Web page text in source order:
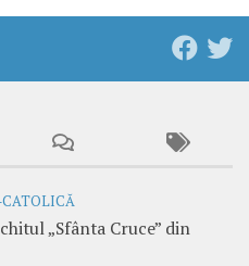
CATOLICĂ
„Sfânta Cruce” din